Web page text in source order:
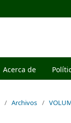
Acerca de
/ Archivos /